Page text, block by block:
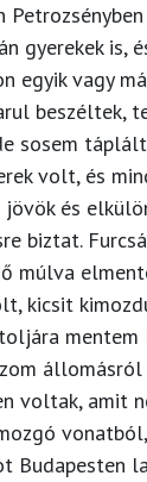
gyerekek is,
vagy
beszéltek,
sosem
volt, és
és
biztat.
múlva
kicsit
mentem
voltak, amit
Budapesten